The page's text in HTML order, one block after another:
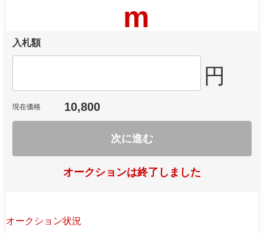
m
入札額
円
現在価格 10,800
次に進む
オークションは終了しました
オークション状況